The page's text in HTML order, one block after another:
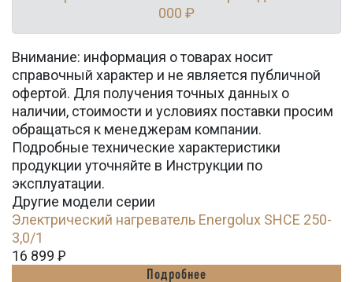
000 ₽
Внимание: информация о товарах носит
справочный характер и не является публичной
офертой. Для получения точных данных о
наличии, стоимости и условиях поставки просим
обращаться к менеджерам компании.
Подробные технические характеристики
продукции уточняйте в Инструкции по
эксплуатации.
Другие модели серии
Электрический нагреватель Energolux SHCE 250-
3,0/1
16 899 Ꝑ
Подробнее